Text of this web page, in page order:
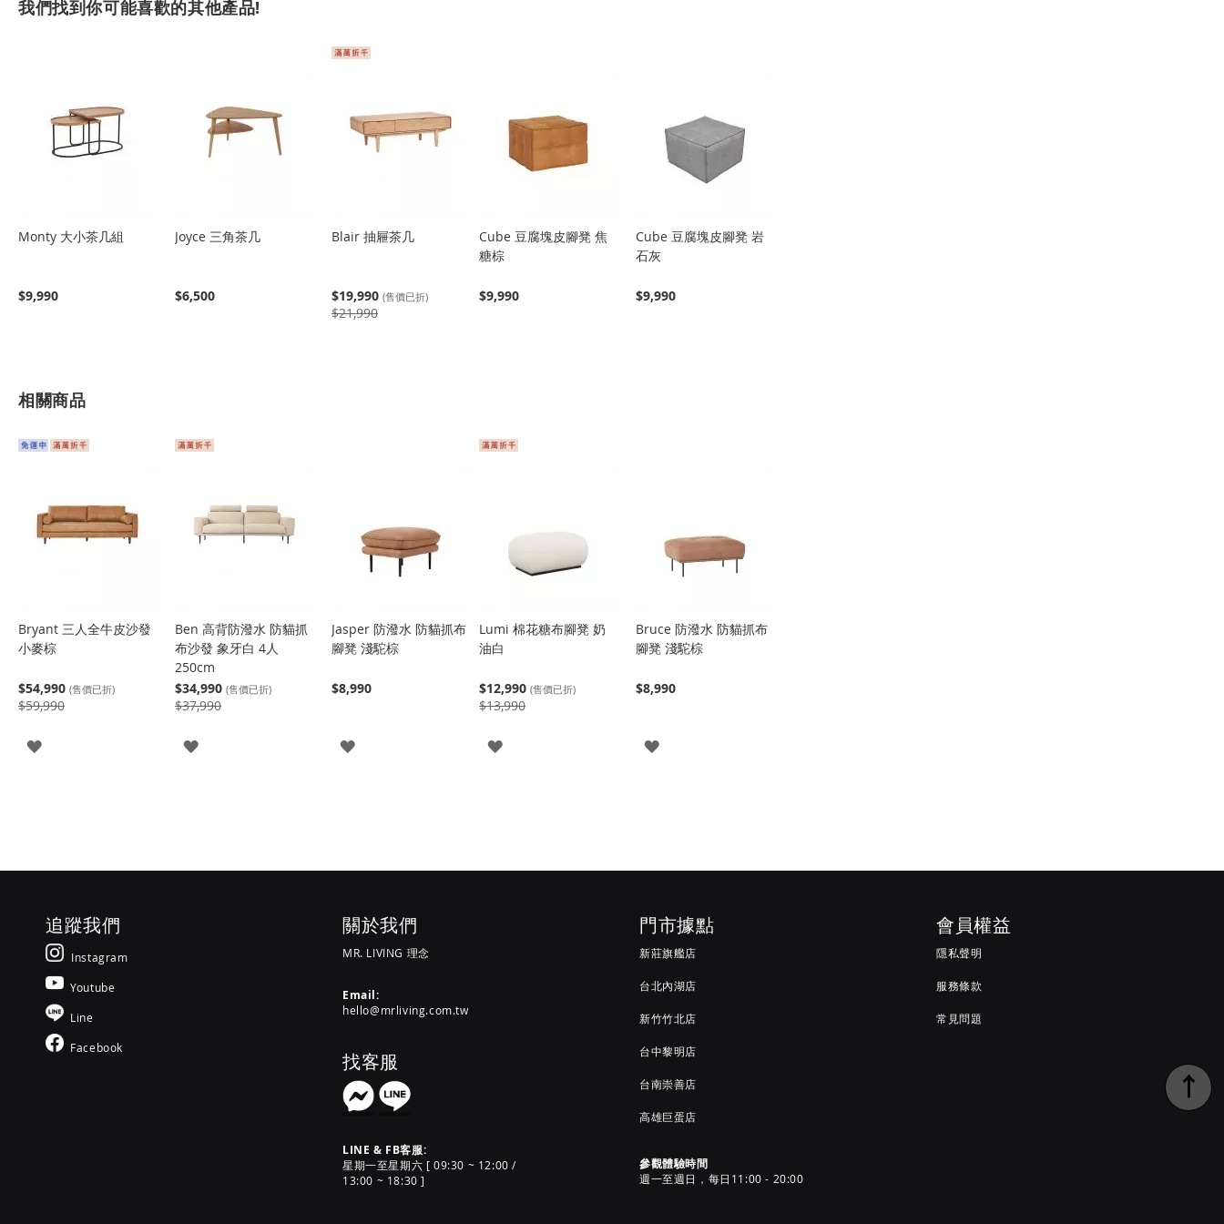
我們找到你可能喜歡的其他產品!
Monty 大小茶几組
$9,990
Joyce 三角茶几
$6,500
Blair 抽屜茶几
$19,990 (售價已折)
$21,990
Cube 豆腐塊皮腳凳 焦
糖棕
$9,990
Cube 豆腐塊皮腳凳 岩
石灰
$9,990
相關商品
Bryant 三人全牛皮沙發
小麥棕
$54,990 (售價已折)
$59,990
登
Ben 高背防潑水 防貓抓
布沙發 象牙白 4人
250cm
$34,990 (售價已折)
$37,990
登
Jasper 防潑水 防貓抓布
腳凳 淺駝棕
$8,990
登
Lumi 棉花糖布腳凳 奶
油白
$12,990 (售價已折)
$13,990
登
Bruce 防潑水 防貓抓布
腳凳 淺駝棕
$8,990
登
追蹤我們
Instagram
Youtube
Line
Facebook
關於我們
MR. LIVING 理念
Email:
hello@mrliving.com.tw
找客服
LINE & FB客服:
星期一至星期六 [ 09:30 ~ 12:00 /
13:00 ~ 18:30 ]
門市據點
新莊旗艦店
台北內湖店
新竹竹北店
台中黎明店
台南崇善店
高雄巨蛋店
參觀體驗時間
週一至週日，每日11:00 - 20:00
會員權益
隱私聲明
服務條款
常見問題
↑